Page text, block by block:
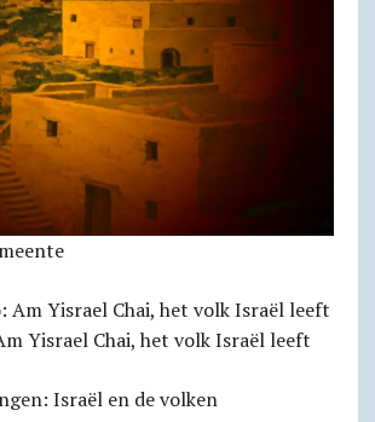
Yisrael Chai, het volk Israël leeft